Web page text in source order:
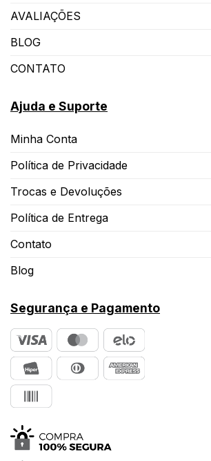
AVALIAÇÕES
BLOG
CONTATO
Ajuda e Suporte
Minha Conta
Política de Privacidade
Trocas e Devoluções
Política de Entrega
Contato
Blog
Segurança e Pagamento